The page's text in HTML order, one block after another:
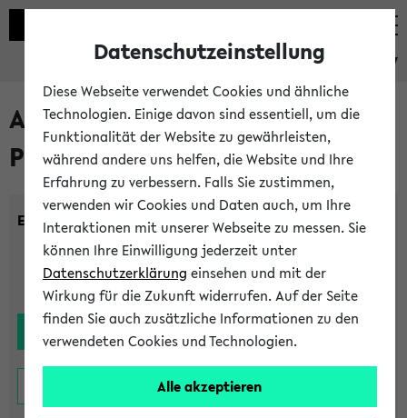
eKVV
Alle noch stattfindenden
Prüfungen
Einrichtung:
Datenschutzeinstellung
Diese Webseite verwendet Cookies und ähnliche
Technologien. Einige davon sind essentiell, um die
Funktionalität der Website zu gewährleisten,
während andere uns helfen, die Website und Ihre
Erfahrung zu verbessern. Falls Sie zustimmen,
verwenden wir Cookies und Daten auch, um Ihre
Interaktionen mit unserer Webseite zu messen. Sie
können Ihre Einwilligung jederzeit unter
Datenschutzerklärung einsehen und mit der
Wirkung für die Zukunft widerrufen. Auf der Seite
finden Sie auch zusätzliche Informationen zu den
verwendeten Cookies und Technologien.
Alle akzeptieren